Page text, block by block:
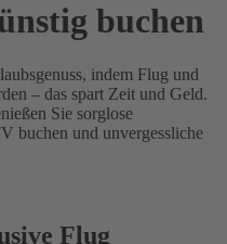
buchen
indem Flug und
– das spart Zeit und Geld.
Sie sorglose
buchen und unvergessliche
Flug